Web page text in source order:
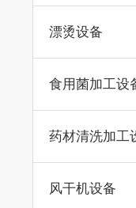
漂烫设备
食用菌加工设
药材清洗加工
风干机设备